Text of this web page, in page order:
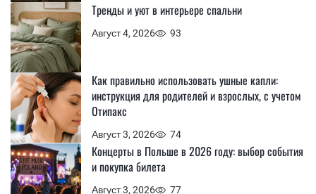
Август 4, 2026 93
Тренды и уют в интерьере спальни
Август 3, 2026 74
Как правильно использовать ушные капли:
инструкция для родителей и взрослых, с учетом
Отипакс
Август 3, 2026 77
Концерты в Польше в 2026 году: выбор события
и покупка билета